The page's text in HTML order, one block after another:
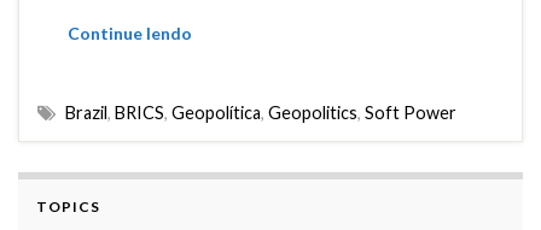
Continue lendo
Brazil, BRICS, Geopolítica, Geopolitics, Soft Power
TOPICS